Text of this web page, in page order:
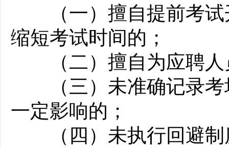
（一）擅自提前考试
缩短考试时间的；
（二）擅自为应聘人
（三）未准确记录考
一定影响的；
（四）未执行回避制